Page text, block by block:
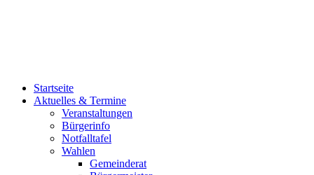
Startseite
Aktuelles & Termine
Veranstaltungen
Bürgerinfo
Notfalltafel
Wahlen
Gemeinderat